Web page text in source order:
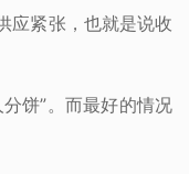
应紧张，也就是说收
饼”。而最好的情况